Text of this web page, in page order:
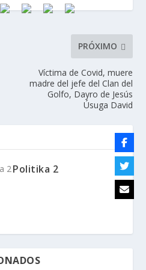
PRÓXIMO
Víctima de Covid, muere
madre del jefe del Clan del
Golfo, Dayro de Jesús
Úsuga David
Politika 2